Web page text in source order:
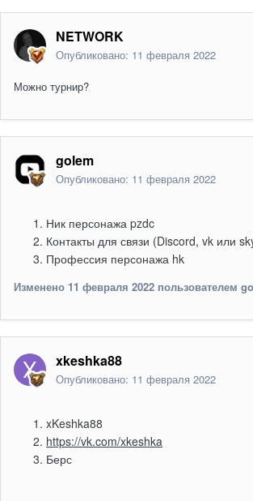
NETWORK
Опубликовано: 11 февраля 2022
Можно турнир?
golem
Опубликовано: 11 февраля 2022
Ник персонажа pzdc
Контакты для связи (Discord, vk или
Профессия персонажа hk
Изменено 11 февраля 2022 пользователем
xkeshka88
Опубликовано: 11 февраля 2022
xKeshka88
https://vk.com/xkeshka
Берс